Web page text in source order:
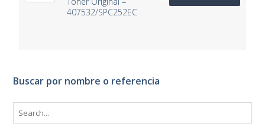
407532/SPC252EC
Buscar por nombre o referencia